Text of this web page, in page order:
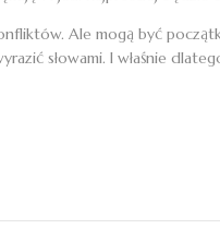
Ale mogą być
słowami. I właśnie